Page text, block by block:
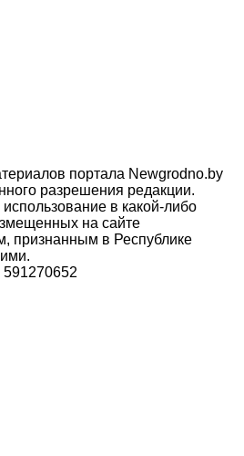
портала Newgrodno.by
разрешения редакции.
в какой-либо
на сайте
признанным в Республике